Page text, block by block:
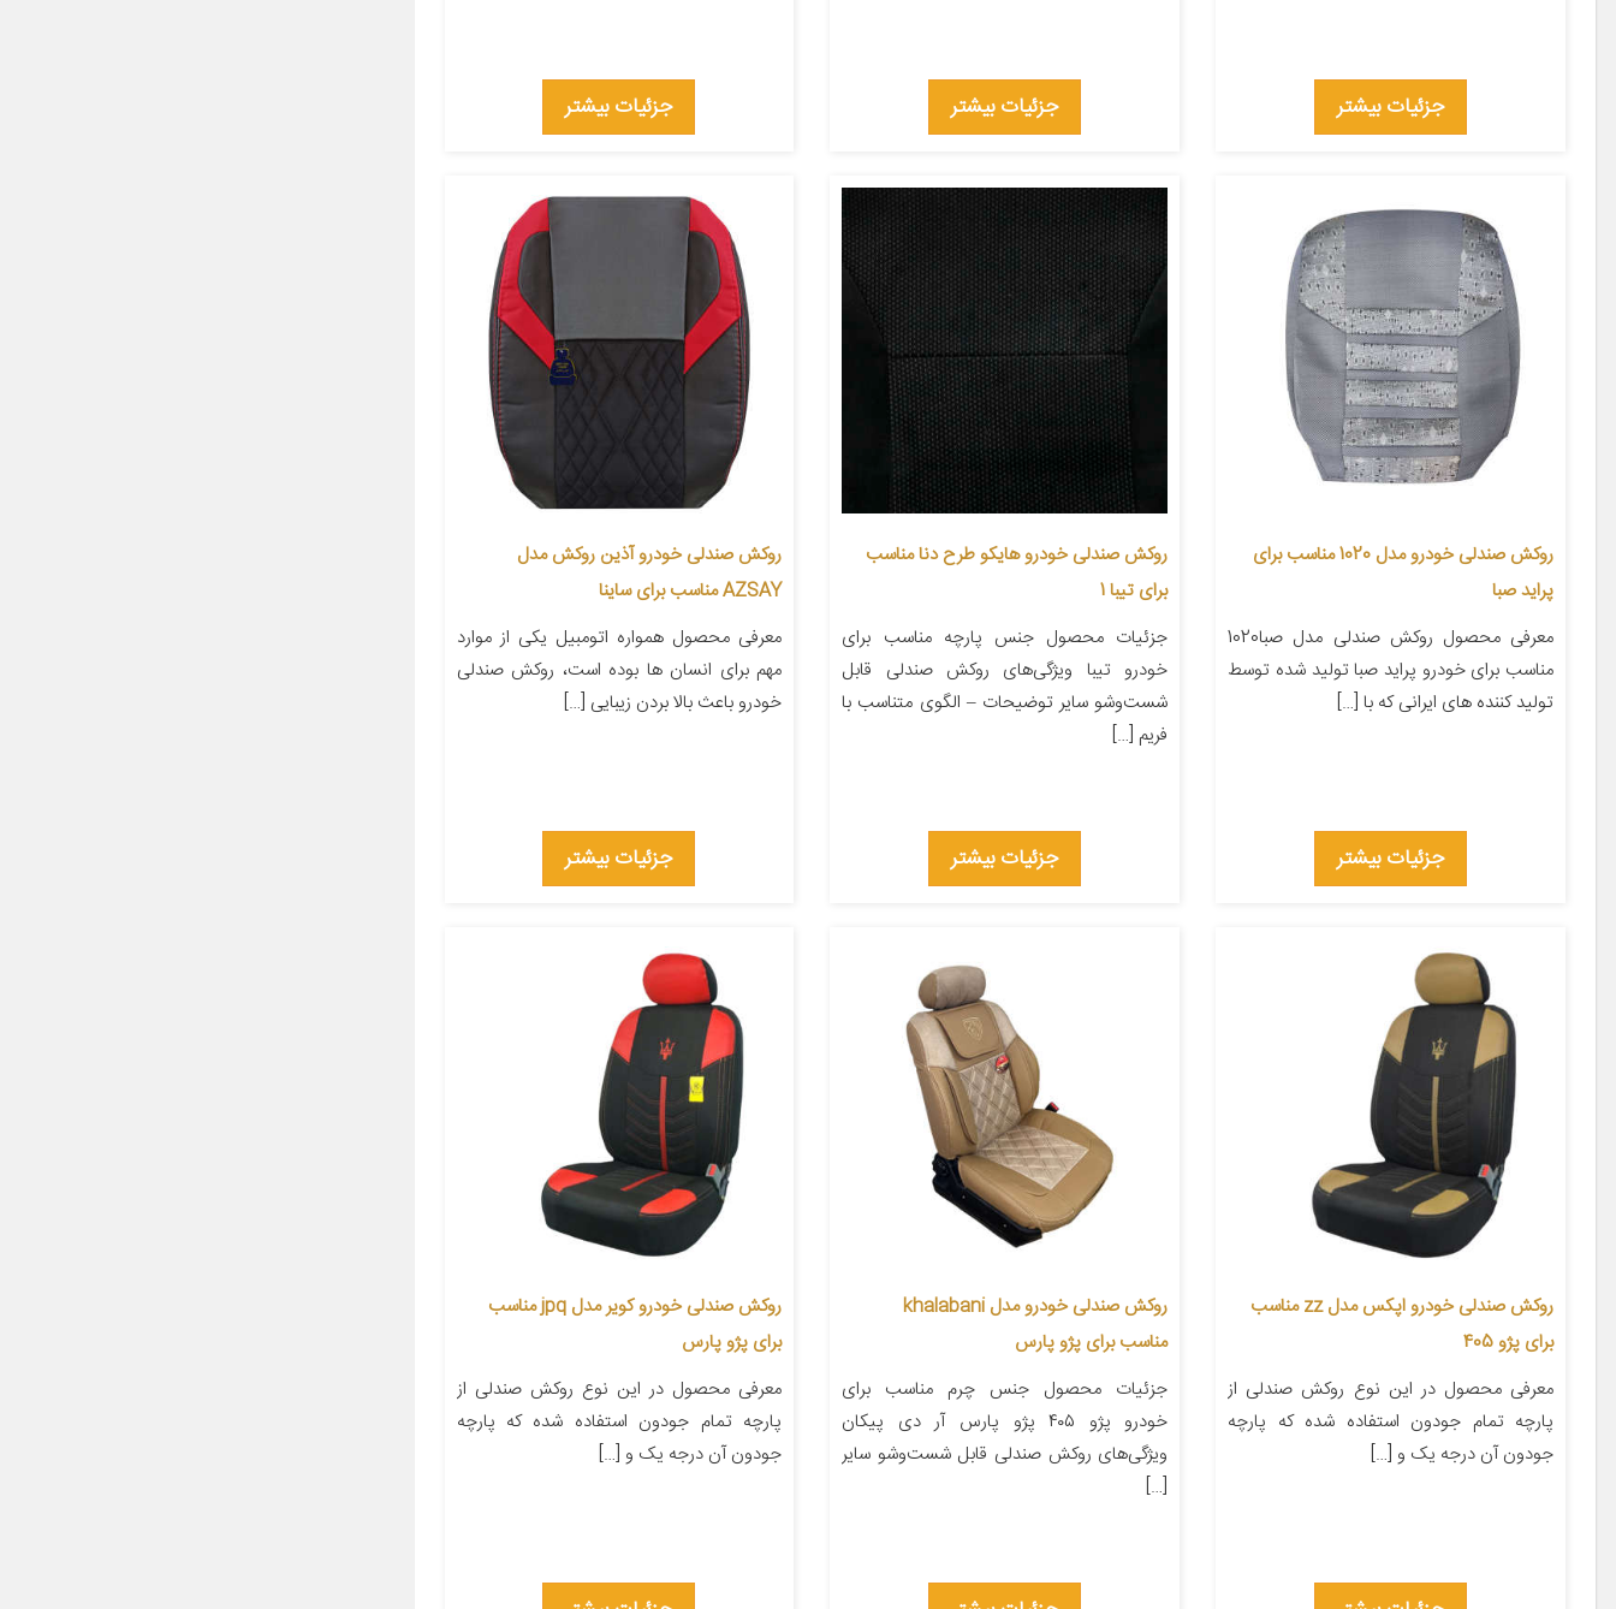
جزئیات بیشتر جزئیات بیشتر جزئیات بیشتر
روکش صندلی خودرو مدل 1020 مناسب برای
پراید صبا
معرفی محصول روکش صندلی مدل صبا1020
مناسب برای خودرو پراید صبا تولید شده توسط
تولید کننده های ایرانی که با […]
جزئیات بیشتر
روکش صندلی خودرو هایکو طرح دنا مناسب
برای تیبا 1
جزئیات محصول جنس پارچه مناسب برای
خودرو تیبا ویژگی‌های روکش صندلی قابل
شست‌وشو سایر توضیحات – الگوی متناسب با
فریم […]
جزئیات بیشتر
روکش صندلی خودرو آذین روکش مدل
AZSAY مناسب برای ساینا
معرفی محصول همواره اتومبیل یکی از موارد
مهم برای انسان ها بوده است، روکش صندلی
خودرو باعث بالا بردن زیبایی […]
جزئیات بیشتر
روکش صندلی خودرو اپکس مدل zz مناسب
برای پژو 405
معرفی محصول در این نوع روکش صندلی از
پارچه تمام جودون استفاده شده که پارچه
جودون آن درجه یک و […]
روکش صندلی خودرو مدل khalabani
مناسب برای پژو پارس
جزئیات محصول جنس چرم مناسب برای
خودرو پژو ۴۰۵ پژو پارس آر دی پیکان
ویژگی‌های روکش صندلی قابل شست‌وشو سایر
[…]
روکش صندلی خودرو کویر مدل jpq مناسب
برای پژو پارس
معرفی محصول در این نوع روکش صندلی از
پارچه تمام جودون استفاده شده که پارچه
جودون آن درجه یک و […]